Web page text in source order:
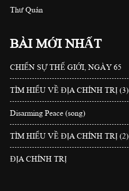
Thư Quán
BÀI MỚI NHẤT
CHIẾN SỰ THẾ GIỚI, NGÀY 65
TÌM HIỂU VỀ ĐỊA CHÍNH TRỊ (3)
Disarming Peace (song)
TÌM HIỂU VỀ ĐỊA CHÍNH TRỊ (2)
ĐỊA CHÍNH TRỊ